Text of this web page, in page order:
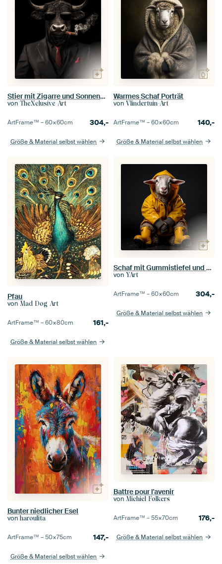
Stier mit Zigarre und Sonnenbrille
von TheXclusive Art
ArtFrame™ –60×60cm 304,-
Größe & Material selbst wählen
Warmes Schaf Porträt
von Vlindertuin-Art
ArtFrame™ –60×60cm 140,-
Größe & Material selbst wählen
Pfau
von Mad Dog Art
ArtFrame™ –60×80cm 161,-
Größe & Material selbst wählen
Schaf mit Gummistiefel und Regenjacke
von YArt
ArtFrame™ –60×60cm 304,-
Größe & Material selbst wählen
Bunter niedlicher Esel
von haroulita
ArtFrame™ –50×75cm 147,-
Größe & Material selbst wählen
Battre pour l'avenir
von Michiel Folkers
ArtFrame™ –55×70cm 176,-
Größe & Material selbst wählen